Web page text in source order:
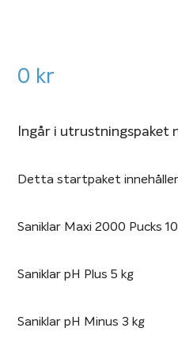
0 kr
Ingår i utrustningspaket
Detta startpaket
Saniklar Maxi 2000 Pucks
Saniklar pH Plus 5 kg
Saniklar pH Minus 3 kg